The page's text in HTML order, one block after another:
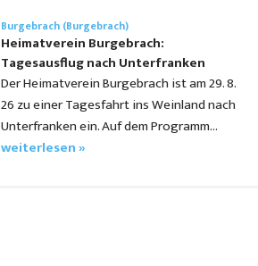
Burgebrach (Burgebrach)
Heimatverein Burgebrach:
Tagesausflug nach Unterfranken
Der Heimatverein Burgebrach ist am 29. 8.
26 zu einer Tagesfahrt ins Weinland nach
Unterfranken ein. Auf dem Programm…
weiterlesen »